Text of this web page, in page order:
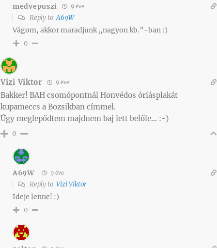
medvepuszi 9 éve
Reply toA69W
Vágom, akkor maradjunk „nagyon kb.”-ban :)
0
Vizi Viktor 9 éve
Bakker! BAH csomópontnál Honvédos óriásplakát
kupameccs a Bozsikban címmel.
Úgy meglepődtem majdnem baj lett belőle… :-)
0
A69W 9 éve
Reply to Vizi Viktor
Ideje lenne! :)
0